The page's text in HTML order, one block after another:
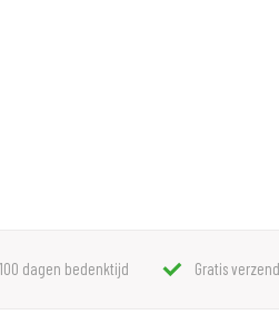
100 dagen bedenktijd Gratis